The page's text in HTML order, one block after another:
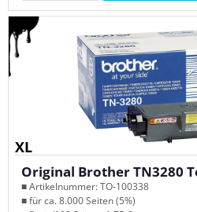
XL
Original Brother TN3280
■ Artikelnummer: TO-100338
■ für ca. 8.000 Seiten (5%)